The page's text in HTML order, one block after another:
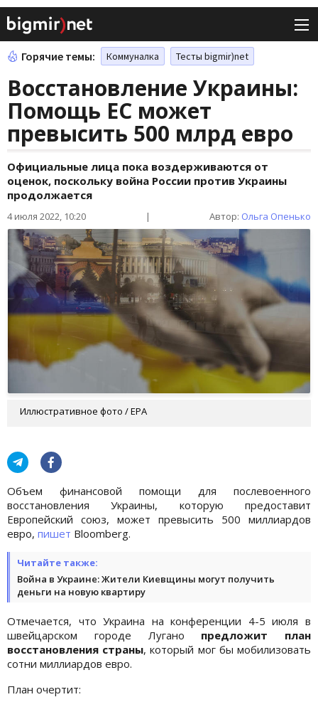
Горячие темы: Коммуналка Тесты bigmir)net
Восстановление Украины:
Помощь ЕС может
превысить 500 млрд евро
Официальные лица пока воздерживаются от
оценок, поскольку война России против Украины
продолжается
4 июля 2022, 10:20 | Автор: Ольга Опенько
Иллюстративное фото / EPA
Объем финансовой помощи для послевоенного
восстановления Украины, которую предоставит
Европейский союз, может превысить 500 миллиардов
евро, пишет Bloomberg.
Читайте также:
Война в Украине: Жители Киевщины могут получить
деньги на новую квартиру
Отмечается, что Украина на конференции 4-5 июля в
швейцарском городе Лугано предложит план
восстановления страны, который мог бы мобилизовать
сотни миллиардов евро.
План очертит: